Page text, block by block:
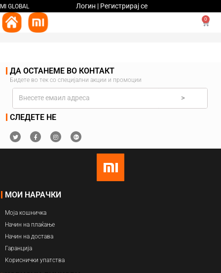
MI GLOBAL Логин | Регистрирај се
0
ДА ОСТАНЕМЕ ВО КОНТАКТ
Бидете во тек со специјални акции и промоции
>
СЛЕДЕТЕ НЕ
МОИ НАРАЧКИ
Моја кошничка
Начин на плаќање
Начин на достава
Гаранција
Кориснички упатства